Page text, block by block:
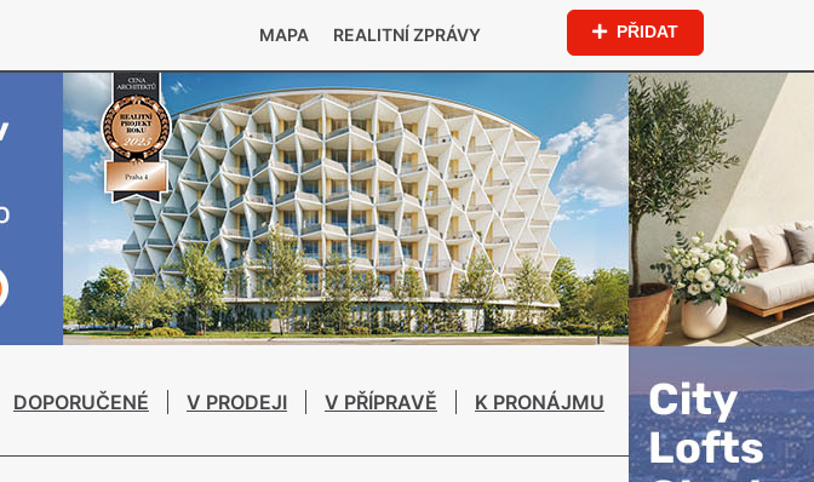
MAPA REALITNÍ ZPRÁVY PŘIDAT
DOPORUČENÉ V PRODEJI V PŘÍPRAVĚ K PRONÁJMU